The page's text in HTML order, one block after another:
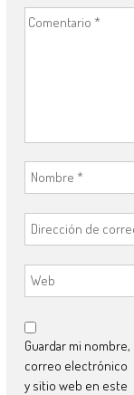
Guardar mi nombre,
correo electrónico
y sitio web en este